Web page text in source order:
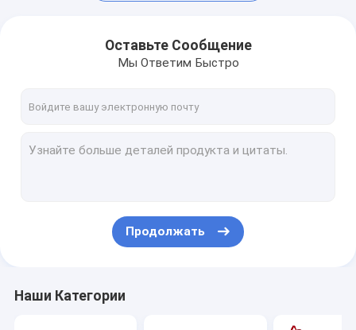
Оставьте Сообщение
Мы Ответим Быстро
Продолжать
Наши Категории